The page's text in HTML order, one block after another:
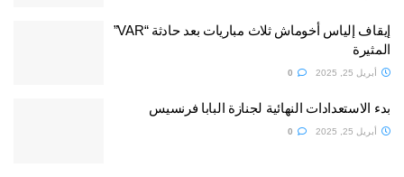
إيقاف إلياس أخوماش ثلاث مباريات بعد حادثة “VAR”
المثيرة
أبريل 25, 2025
بدء الاستعدادات النهائية لجنازة البابا فرنسيس
أبريل 25, 2025